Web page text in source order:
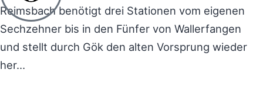
Reimsbach benötigt drei Stationen vom eigenen
Sechzehner bis in den Fünfer von Wallerfangen
und stellt durch Gök den alten Vorsprung wieder
her…